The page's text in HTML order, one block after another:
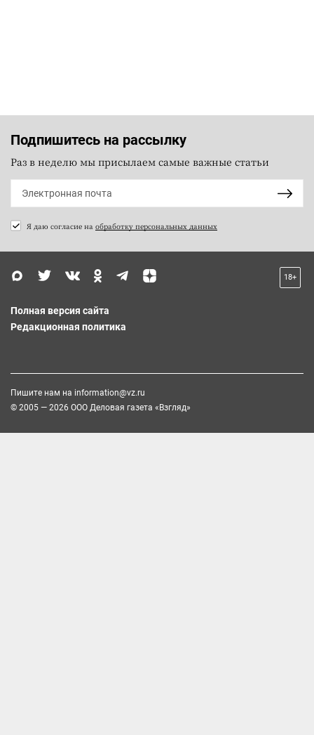
Подпишитесь на рассылку
Раз в неделю мы присылаем самые важные статьи
Я даю согласие на обработку персональных данных
18+
Полная версия сайта
Редакционная политика
Пишите нам на information@vz.ru
© 2005 — 2026 ООО Деловая газета «Взгляд»